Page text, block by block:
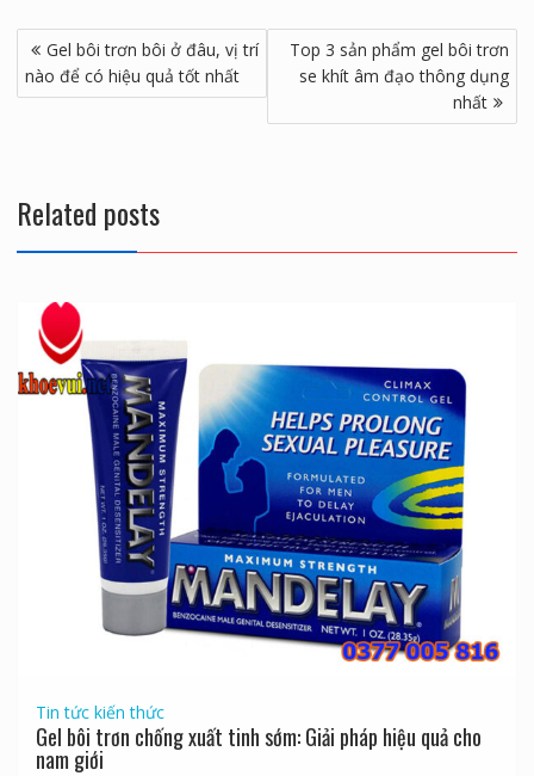
Điều
hướng
bài
Gel bôi trơn bôi ở đâu, vị trí
nào để có hiệu quả tốt nhất
Top 3 sản phẩm gel bôi trơn
se khít âm đạo thông dụng
nhất
Related posts
Tin tức kiến thức
Gel bôi trơn chống xuất tinh sớm: Giải pháp hiệu quả cho
nam giới